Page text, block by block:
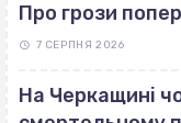
Про грози
7 СЕРПНЯ 2026
На Черкащині